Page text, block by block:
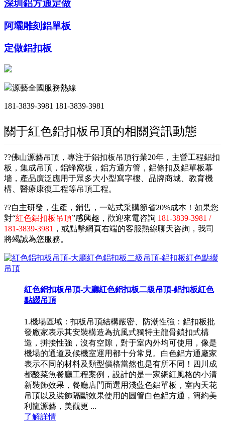
深圳鋁方通定做
阿壩雕刻鋁單板
定做鋁扣板
源藝全國服務熱線
181-3839-3981 181-3839-3981
關于紅色鋁扣板吊頂的相關資訊動態
??佛山源藝吊頂，專注于鋁扣板吊頂行業20年，主營工程鋁扣
板，集成吊頂，鋁蜂窩板，鋁方通方管，鋁條扣及鋁單板幕
墻，產品廣泛應用于眾多大小型寫字樓、品牌商城、教育機
構、醫療康復工程等吊頂工程。
??自主研發，生產，銷售，一站式采購節省20%成本！如果您
對“紅色鋁扣板吊頂”感興趣，歡迎來電咨詢 181-3839-3981 /
181-3839-3981 ，或點擊網頁右端的客服熱線聊天咨詢，我司
將竭誠為您服務。
紅色鋁扣板吊頂-大廳紅色鋁扣板二級吊頂-鋁扣板紅色
點綴吊頂
1.機場區域：扣板吊頂結構嚴密、防潮性強：鋁扣板批
發廠家表示其安裝構造為抗風式獨特主龍骨鎖扣式構
造，拼接性強，沒有空隙，對于室內外均可使用，像是
機場的通道及候機室運用都十分常見。白色鋁方通廠家
表示不同的材料及類型價格當然也是有所不同！四川成
都酸菜魚餐廳工程案例，設計的是一家網紅風格的小清
新裝飾效果，餐廳店門面選用淺藍色鋁單板，室內天花
吊頂以及裝飾隔斷效果使用的圓管白色鋁方通，簡約美
利龍源藝，美觀更 ...
了解詳情